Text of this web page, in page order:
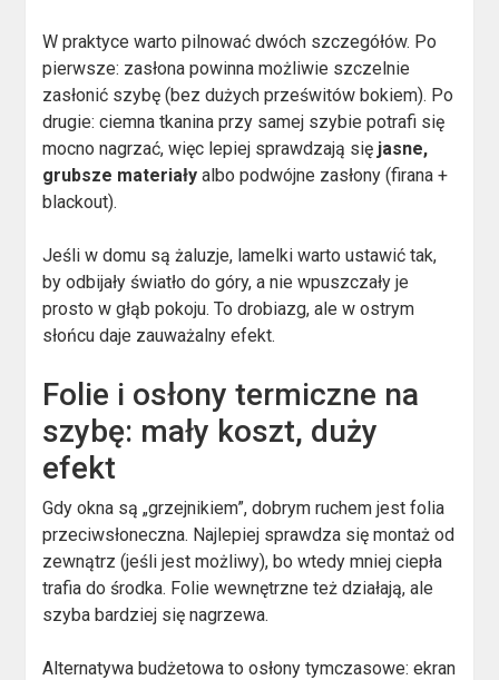
W praktyce warto pilnować dwóch szczegółów. Po
pierwsze: zasłona powinna możliwie szczelnie
zasłonić szybę (bez dużych prześwitów bokiem). Po
drugie: ciemna tkanina przy samej szybie potrafi się
mocno nagrzać, więc lepiej sprawdzają się jasne,
grubsze materiały albo podwójne zasłony (firana +
blackout).
Jeśli w domu są żaluzje, lamelki warto ustawić tak,
by odbijały światło do góry, a nie wpuszczały je
prosto w głąb pokoju. To drobiazg, ale w ostrym
słońcu daje zauważalny efekt.
Folie i osłony termiczne na
szybę: mały koszt, duży
efekt
Gdy okna są „grzejnikiem”, dobrym ruchem jest folia
przeciwsłoneczna. Najlepiej sprawdza się montaż od
zewnątrz (jeśli jest możliwy), bo wtedy mniej ciepła
trafia do środka. Folie wewnętrzne też działają, ale
szyba bardziej się nagrzewa.
Alternatywa budżetowa to osłony tymczasowe: ekran